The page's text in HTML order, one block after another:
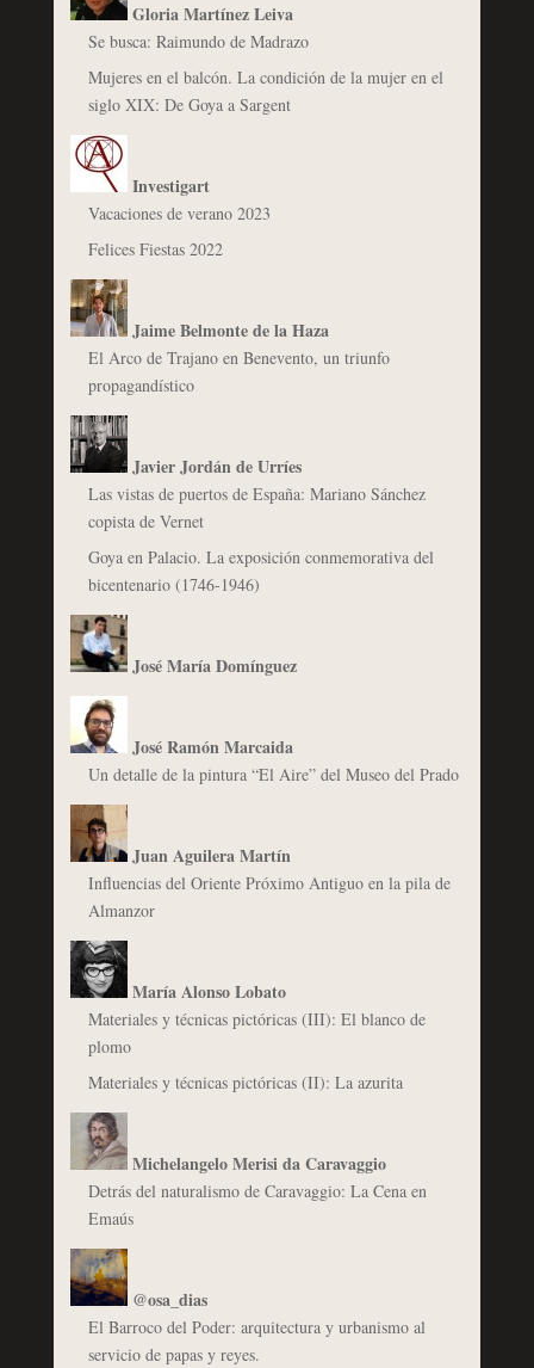
Gloria Martínez Leiva
Se busca: Raimundo de Madrazo
Mujeres en el balcón. La condición de la mujer en el
siglo XIX: De Goya a Sargent
Investigart
Vacaciones de verano 2023
Felices Fiestas 2022
Jaime Belmonte de la Haza
El Arco de Trajano en Benevento, un triunfo
propagandístico
Javier Jordán de Urríes
Las vistas de puertos de España: Mariano Sánchez
copista de Vernet
Goya en Palacio. La exposición conmemorativa del
bicentenario (1746-1946)
José María Domínguez
José Ramón Marcaida
Un detalle de la pintura “El Aire” del Museo del Prado
Juan Aguilera Martín
Influencias del Oriente Próximo Antiguo en la pila de
Almanzor
María Alonso Lobato
Materiales y técnicas pictóricas (III): El blanco de
plomo
Materiales y técnicas pictóricas (II): La azurita
Michelangelo Merisi da Caravaggio
Detrás del naturalismo de Caravaggio: La Cena en
Emaús
@osa_dias
El Barroco del Poder: arquitectura y urbanismo al
servicio de papas y reyes.